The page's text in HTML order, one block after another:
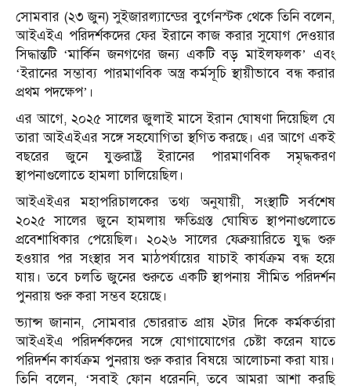
সোমবার (২৩ জুন) সুইজারল্যান্ডের বুর্গেনস্টক থেকে তিনি বলেন,
আইএইএ পরিদর্শকদের ফের ইরানে কাজ করার সুযোগ দেওয়ার
সিদ্ধান্তটি ‘মার্কিন জনগণের জন্য একটি বড় মাইলফলক’ এবং
‘ইরানের সম্ভাব্য পারমাণবিক অস্ত্র কর্মসূচি স্থায়ীভাবে বন্ধ করার
প্রথম পদক্ষেপ’।
এর আগে, ২০২৫ সালের জুলাই মাসে ইরান ঘোষণা দিয়েছিল যে
তারা আইএইএর সঙ্গে সহযোগিতা স্থগিত করছে। এর আগে একই
বছরের জুনে যুক্তরাষ্ট্র ইরানের পারমাণবিক সমৃদ্ধকরণ
স্থাপনাগুলোতে হামলা চালিয়েছিল।
আইএইএর মহাপরিচালকের তথ্য অনুযায়ী, সংস্থাটি সর্বশেষ
২০২৫ সালের জুনে হামলায় ক্ষতিগ্রস্ত ঘোষিত স্থাপনাগুলোতে
প্রবেশাধিকার পেয়েছিল। ২০২৬ সালের ফেব্রুয়ারিতে যুদ্ধ শুরু
হওয়ার পর সংস্থার সব মাঠপর্যায়ের যাচাই কার্যক্রম বন্ধ হয়ে
যায়। তবে চলতি জুনের শুরুতে একটি স্থাপনায় সীমিত পরিদর্শন
পুনরায় শুরু করা সম্ভব হয়েছে।
ভ্যান্স জানান, সোমবার ভোররাত প্রায় ২টার দিকে কর্মকর্তারা
আইএইএ পরিদর্শকদের সঙ্গে যোগাযোগের চেষ্টা করেন যাতে
পরিদর্শন কার্যক্রম পুনরায় শুরু করার বিষয়ে আলোচনা করা যায়।
তিনি বলেন, ‘সবাই ফোন ধরেননি, তবে আমরা আশা করছি